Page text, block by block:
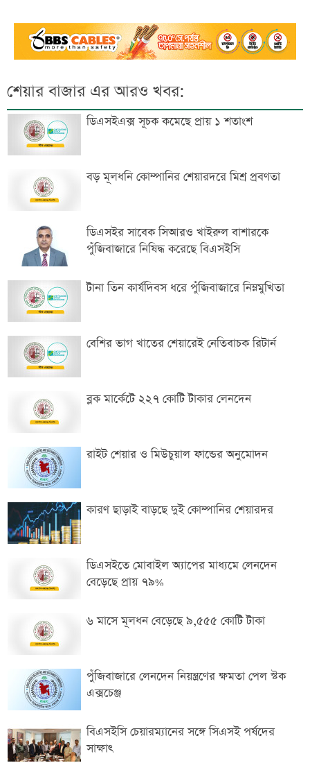
শেয়ার বাজার এর আরও খবর:
ডিএসইএক্স সূচক কমেছে প্রায় ১ শতাংশ
বড় মূলধনি কোম্পানির শেয়ারদরে মিশ্র প্রবণতা
ডিএসইর সাবেক সিআরও খাইরুল বাশারকে
পুঁজিবাজারে নিষিদ্ধ করেছে বিএসইসি
টানা তিন কার্যদিবস ধরে পুঁজিবাজারে নিম্নমুখিতা
বেশির ভাগ খাতের শেয়ারেই নেতিবাচক রিটার্ন
ব্লক মার্কেটে ২২৭ কোটি টাকার লেনদেন
রাইট শেয়ার ও মিউচুয়াল ফান্ডের অনুমোদন
কারণ ছাড়াই বাড়ছে দুই কোম্পানির শেয়ারদর
ডিএসইতে মোবাইল অ্যাপের মাধ্যমে লেনদেন
বেড়েছে প্রায় ৭৯%
৬ মাসে মূলধন বেড়েছে ৯,৫৫৫ কোটি টাকা
পুঁজিবাজারে লেনদেন নিয়ন্ত্রণের ক্ষমতা পেল স্টক
এক্সচেঞ্জ
বিএসইসি চেয়ারম্যানের সঙ্গে সিএসই পর্ষদের
সাক্ষাৎ